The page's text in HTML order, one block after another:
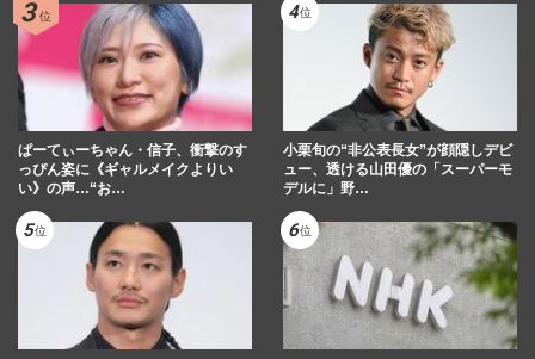
ぱーてぃーちゃん・信子、衝撃のす
っぴん姿に《ギャルメイクよりい
い》の声…“お…
小栗旬の“非公表長女”が顔隠しデビ
ュー、透ける山田優の「スーパーモ
デルに」野…